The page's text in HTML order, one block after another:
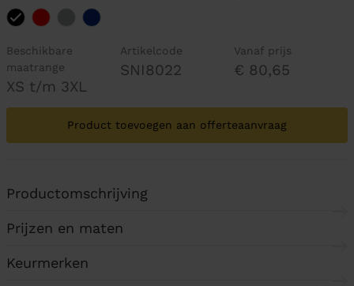
Beschikbare
maatrange
XS t/m 3XL
Artikelcode
SNI8022
Vanaf prijs
€ 80,65
Product toevoegen aan offerteaanvraag
Productomschrijving
Prijzen en maten
Keurmerken